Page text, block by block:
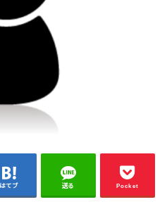
はてブ 送る Pocket